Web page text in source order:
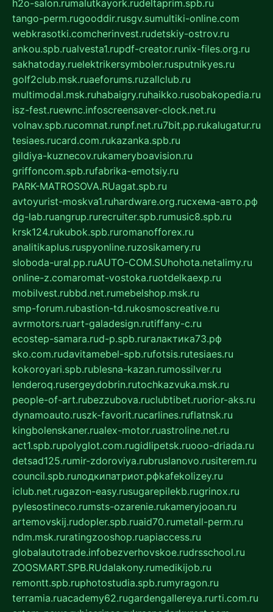
h2o-salon.rumalutkayork.rudeltaprim.spb.ru
tango-perm.rugooddir.rusgv.sumultiki-online.com
webkrasotki.comcherinvest.rudetskiy-ostrov.ru
ankou.spb.rualvesta1.rupdf-creator.runix-files.org.ru
sakhatoday.ruelektrikersymboler.rusputnikyes.ru
golf2club.msk.ruaeforums.ruzallclub.ru
multimodal.msk.ruhabaigry.ruhaikko.rusobakopedia.ru
isz-fest.ruewnc.infoscreensaver-clock.net.ru
volnav.spb.rucomnat.runpf.net.ru7bit.pp.rukalugatur.ru
tesiaes.rucard.com.rukazanka.spb.ru
gildiya-kuznecov.rukameryboavision.ru
griffoncom.spb.rufabrika-emotsiy.ru
PARK-MATROSOVA.RUagat.spb.ru
avtoyurist-moskva1.ruhardware.org.ruсхема-авто.рф
dg-lab.ruangrup.rurecruiter.spb.rumusic8.spb.ru
krsk124.rukubok.spb.ruromanofforex.ru
analitikaplus.ruspyonline.ruzosikamery.ru
sloboda-ural.pp.ruAUTO-COM.SUhohota.netalimy.ru
online-z.comaromat-vostoka.ruotdelkaexp.ru
mobilvest.rubbd.net.rumebelshop.msk.ru
smp-forum.rubastion-td.rukosmoscreative.ru
avrmotors.ruart-galadesign.rutiffany-c.ru
ecostep-samara.rud-p.spb.ruгалактика73.рф
sko.com.rudavitamebel-spb.rufotsis.rutesiaes.ru
kokoroyari.spb.rublesna-kazan.rumossilver.ru
lenderoq.rusergeydobrin.rutochkazvuka.msk.ru
people-of-art.rubezzubova.ruclubtibet.ruorior-aks.ru
dynamoauto.ruszk-favorit.rucarlines.ruflatnsk.ru
kingbolenskaner.rualex-motor.ruastroline.net.ru
act1.spb.rupolyglot.com.rugidlipetsk.ruooo-driada.ru
detsad125.rumir-zdoroviya.rubruslanovo.rusiterem.ru
council.spb.ruлодкипатриот.рфkafekolizey.ru
iclub.net.rugazon-easy.rusugarepilekb.rugrinox.ru
pylesostineco.rumsts-ozarenie.rukameryjooan.ru
artemovskij.rudopler.spb.ruaid70.rumetall-perm.ru
ndm.msk.ruratingzooshop.ruapiaccess.ru
globalautotrade.infobezverhovskoe.rudrsschool.ru
ZOOSMART.SPB.RUdalakony.rumedikijob.ru
remontt.spb.ruphotostudia.spb.rumyragon.ru
terramia.ruacademy62.rugardengallereya.rurti.com.ru